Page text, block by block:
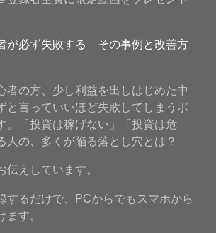
が必ず失敗する その事例と改善方
者の方、少し利益を出しはじめた中
と言っていいほど失敗してしまうポ
。「投資は稼げない」「投資は危
人の、多くが陥る落とし穴とは？
伝えしています。
するだけで、PCからでもスマホから
す。